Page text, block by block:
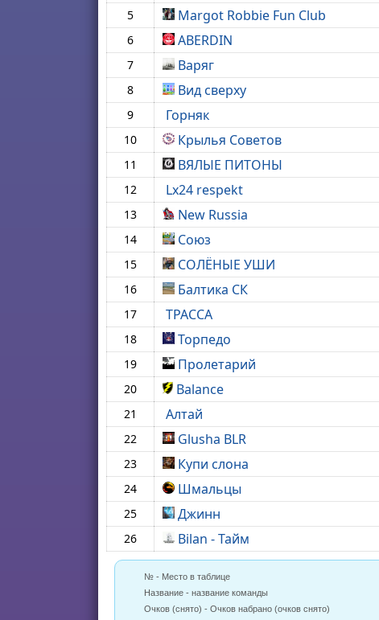
5
Margot Robbie Fun Club
6
ABERDIN
7
Варяг
8
Вид сверху
9
Горняк
10
Крылья Советов
11
ВЯЛЫЕ ПИТОНЫ
12
Lx24 respekt
13
New Russia
14
Союз
15
СОЛЁНЫЕ УШИ
16
Балтика СК
17
ТРАССА
18
Торпедо
19
Пролетарий
20
Balance
21
Алтай
22
Glusha BLR
23
Купи слона
24
Шмальцы
25
Джинн
26
Bilan - Тайм
№ - Место в таблице
Название - название команды
Очков (снято) - Очков набрано (очков снято)